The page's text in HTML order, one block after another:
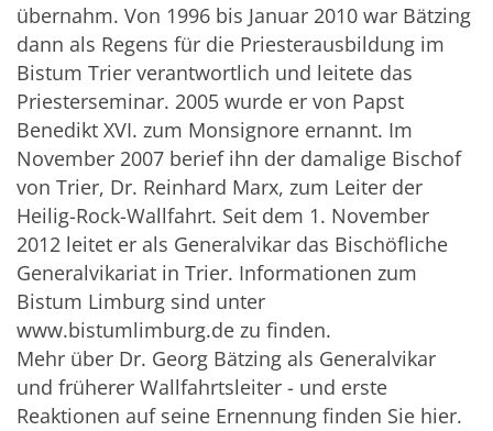
übernahm. Von 1996 bis Januar 2010 war Bätzing
dann als Regens für die Priesterausbildung im
Bistum Trier verantwortlich und leitete das
Priesterseminar. 2005 wurde er von Papst
Benedikt XVI. zum Monsignore ernannt. Im
November 2007 berief ihn der damalige Bischof
von Trier, Dr. Reinhard Marx, zum Leiter der
Heilig-Rock-Wallfahrt. Seit dem 1. November
2012 leitet er als Generalvikar das Bischöfliche
Generalvikariat in Trier. Informationen zum
Bistum Limburg sind unter
www.bistumlimburg.de zu finden.
Mehr über Dr. Georg Bätzing als Generalvikar
und früherer Wallfahrtsleiter - und erste
Reaktionen auf seine Ernennung finden Sie hier.